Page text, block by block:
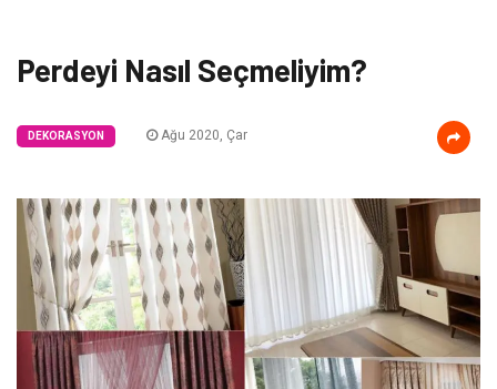
Perdeyi Nasıl Seçmeliyim?
DEKORASYON Ağu 2020, Çar